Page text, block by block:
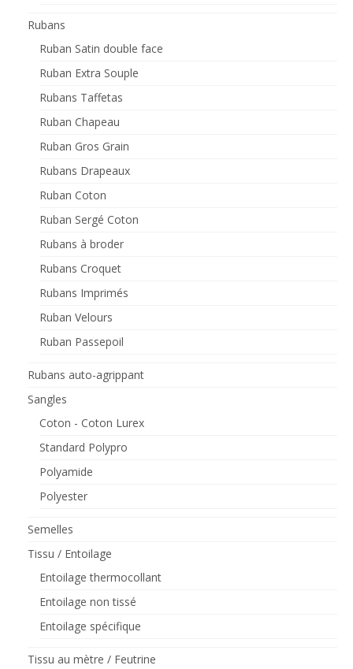
Rubans
Ruban Satin double face
Ruban Extra Souple
Rubans Taffetas
Ruban Chapeau
Ruban Gros Grain
Rubans Drapeaux
Ruban Coton
Ruban Sergé Coton
Rubans à broder
Rubans Croquet
Rubans Imprimés
Ruban Velours
Ruban Passepoil
Rubans auto-agrippant
Sangles
Coton - Coton Lurex
Standard Polypro
Polyamide
Polyester
Semelles
Tissu / Entoilage
Entoilage thermocollant
Entoilage non tissé
Entoilage spécifique
Tissu au mètre / Feutrine